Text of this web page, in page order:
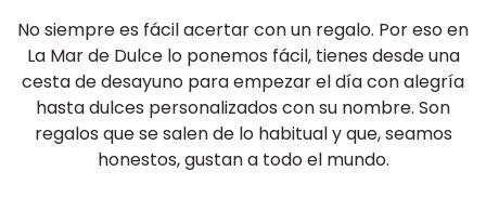
No siempre es fácil acertar con un regalo. Por eso en
La Mar de Dulce lo ponemos fácil, tienes desde una
cesta de desayuno para empezar el día con alegría
hasta dulces personalizados con su nombre. Son
regalos que se salen de lo habitual y que, seamos
honestos, gustan a todo el mundo.